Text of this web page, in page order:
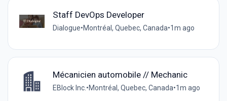
Staff DevOps Developer
Dialogue•Montréal, Quebec, Canada•1m ago
Mécanicien automobile // Mechanic
EBlock Inc. •Montréal, Quebec, Canada•1m ago